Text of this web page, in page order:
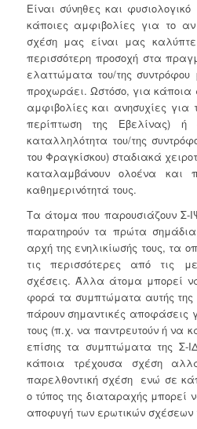
Είναι σύνηθες και
κάποιες αμφιβολίες για το
σχέση μας είναι μας
περισσότερη προσοχή στα
ελαττώματα του/της
προχωράει. Ωστόσο, για κάποια
αμφιβολίες και ανησυχίες για
περίπτωση της Εβελίνας) ή
καταλληλότητα του/της
του Φραγκίσκου) σταδιακά
καταλαμβάνουν ολοένα και
καθημερινότητά τους.
Τα άτομα που παρουσιάζουν Σ-
παρατηρούν τα πρώτα
αρχή της ενηλικίωσής τους, τα
τις περισσότερες από τις
σχέσεις. Άλλα άτομα μπορεί
φορά τα συμπτώματα αυτής
πάρουν σημαντικές αποφάσεις
τους (π.χ. να παντρευτούν ή να
επίσης τα συμπτώματα της Σ-
κάποια τρέχουσα σχέση
παρελθοντική σχέση ενώ σε
ο τύπος της διαταραχής μπορεί
αποφυγή των ερωτικών σχέσεων